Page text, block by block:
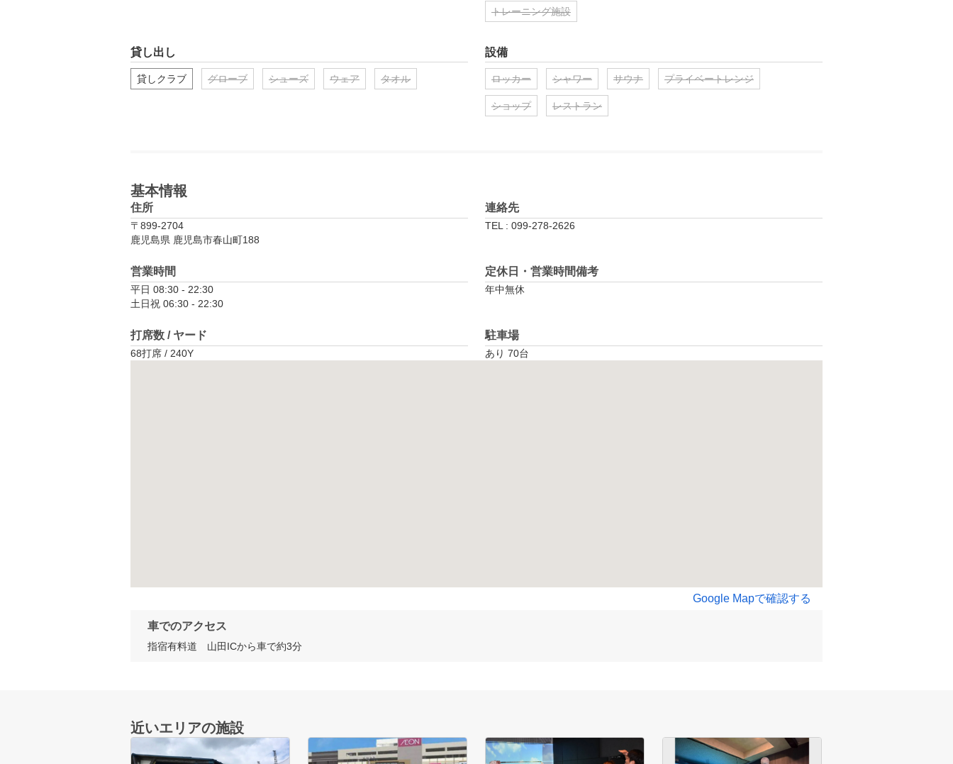
トレーニング施設
貸し出し
貸しクラブ グローブ シューズ ウェア タオル
設備
ロッカー シャワー サウナ プライベートレンジ
ショップ レストラン
基本情報
住所
〒899-2704
鹿児島県 鹿児島市春山町188
連絡先
TEL : 099-278-2626
営業時間
平日 08:30 - 22:30
土日祝 06:30 - 22:30
定休日・営業時間備考
年中無休
打席数 / ヤード
68打席 / 240Y
駐車場
あり 70台
Google Mapで確認する
車でのアクセス
指宿有料道　山田ICから車で約3分
近いエリアの施設